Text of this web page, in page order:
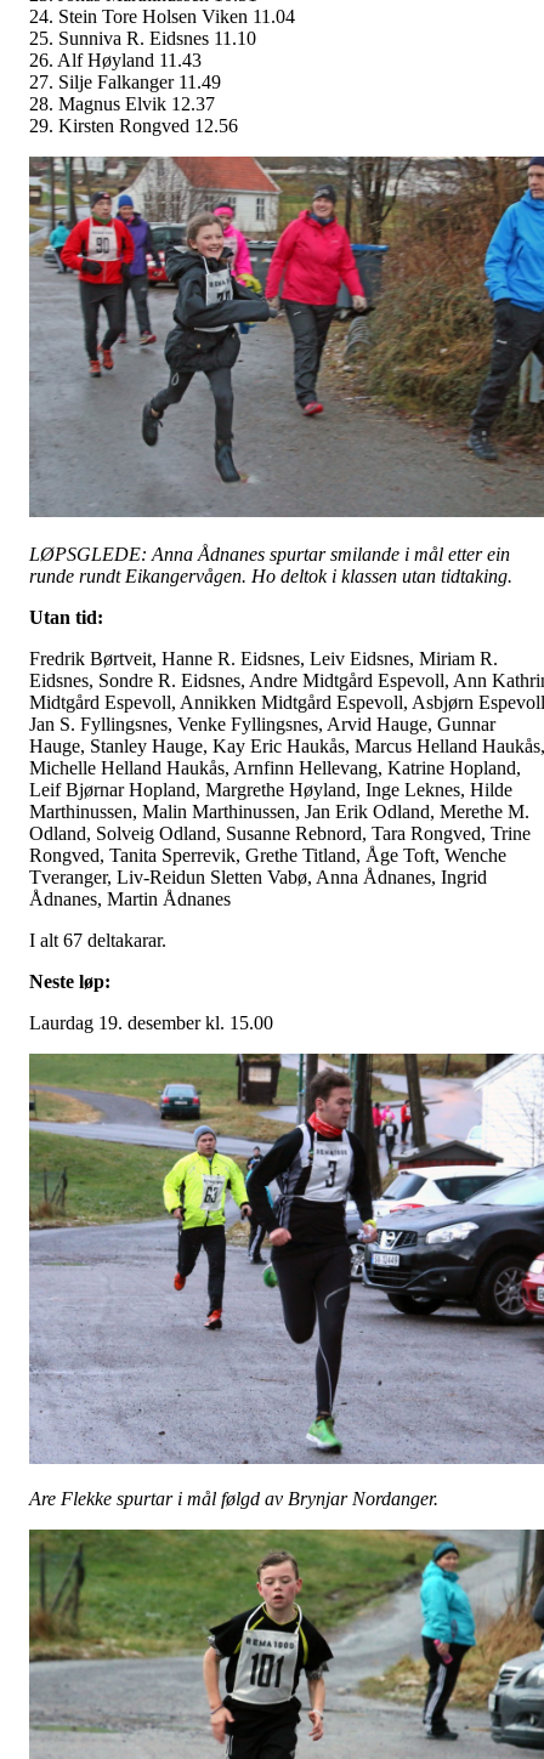
24. Stein Tore Holsen Viken 11.04
25. Sunniva R. Eidsnes 11.10
26. Alf Høyland 11.43
27. Silje Falkanger 11.49
28. Magnus Elvik 12.37
29. Kirsten Rongved 12.56
LØPSGLEDE: Anna Ådnanes spurtar smilande i mål etter ein
runde rundt Eikangervågen. Ho deltok i klassen utan tidtaking.
Utan tid:
Fredrik Børtveit, Hanne R. Eidsnes, Leiv Eidsnes, Miriam R.
Eidsnes, Sondre R. Eidsnes, Andre Midtgård Espevoll, Ann
Midtgård Espevoll, Annikken Midtgård Espevoll, Asbjørn
Jan S. Fyllingsnes, Venke Fyllingsnes, Arvid Hauge, Gunnar
Hauge, Stanley Hauge, Kay Eric Haukås, Marcus Helland Haukås,
Michelle Helland Haukås, Arnfinn Hellevang, Katrine Hopland,
Leif Bjørnar Hopland, Margrethe Høyland, Inge Leknes, Hilde
Marthinussen, Malin Marthinussen, Jan Erik Odland, Merethe M.
Odland, Solveig Odland, Susanne Rebnord, Tara Rongved, Trine
Rongved, Tanita Sperrevik, Grethe Titland, Åge Toft, Wenche
Tveranger, Liv-Reidun Sletten Vabø, Anna Ådnanes, Ingrid
Ådnanes, Martin Ådnanes
I alt 67 deltakarar.
Neste løp:
Laurdag 19. desember kl. 15.00
Are Flekke spurtar i mål følgd av Brynjar Nordanger.